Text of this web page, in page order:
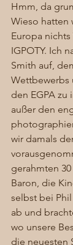
Hmm, da
Wieso hatten
Europa
IGPOTY. Ich
Smith auf,
Wettbewerbs
den EGPA zu
außer den
wir damals
gerahmten
Baron, die
selbst bei
ab und
wo unsere
die neuesten